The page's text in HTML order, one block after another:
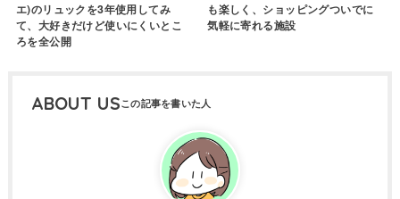
エ)のリュックを3年使用してみ
て、大好きだけど使いにくいとこ
ろを全公開
も楽しく、ショッピングついでに
気軽に寄れる施設
ABOUT US